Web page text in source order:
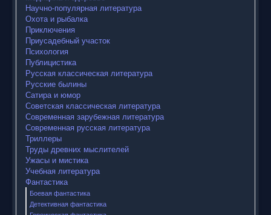
Научно-популярная литература
Охота и рыбалка
Приключения
Приусадебный участок
Психология
Публицистика
Русская классическая литература
Русские былины
Сатира и юмор
Советская классическая литература
Современная зарубежная литература
Современная русская литература
Триллеры
Труды древних мыслителей
Ужасы и мистика
Учебная литература
Фантастика
Боевая фантастика
Детективная фантастика